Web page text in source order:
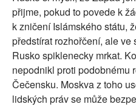
přijme, pokud to povede k
k zničení Islámského státu,
předstírat rozhořčení, ale
Rusko spiklenecky mrkat.
nepodnikl proti podobnému
Čečensku. Moskva z toho
lidských práv se může